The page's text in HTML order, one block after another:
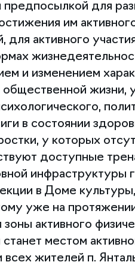
для
им
для активного
и изменением
жизни,
в состоянии
у которых
доступные
инфраструктуры
в Доме
уже на
активного
местом
жителей п.